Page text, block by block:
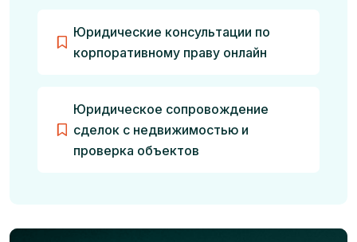
Юридические консультации по
корпоративному праву онлайн
Юридическое сопровождение
сделок с недвижимостью и
проверка объектов